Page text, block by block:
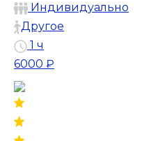
Индивидуально
Другое
1 ч
6000 ₽